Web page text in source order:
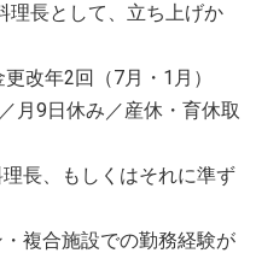
理長として、立ち上げか
改年2回（7月・1月）
月9日休み／産休・育休取
長、もしくはそれに準ず
複合施設での勤務経験が